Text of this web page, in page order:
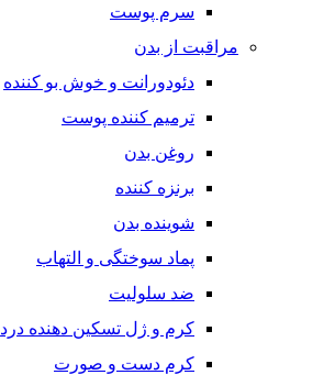
سرم پوست
مراقبت از بدن
دئودورانت و خوش بو کننده
ترمیم کننده پوست
روغن بدن
برنزه کننده
شوینده بدن
پماد سوختگی و التهاب
ضد سلولیت
کرم و ژل تسکین دهنده درد
کرم دست و صورت